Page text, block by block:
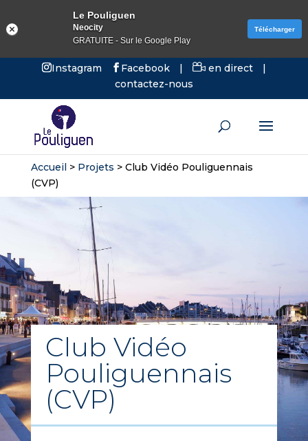
Instagram Facebook | en direct
|
contactez-nous
Accueil> Projets > Club Vidéo Pouliguennais
(CVP)
Club Vidéo
Pouliguennais
(CVP)
Le Pouliguen
Neocity
GRATUITE - Sur le Google Play
Télécharger